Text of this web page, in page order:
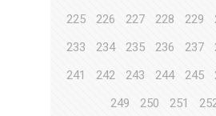
225
226 227 228 229
233
234 235 236 237
241
242 243 244 245
249
250 251